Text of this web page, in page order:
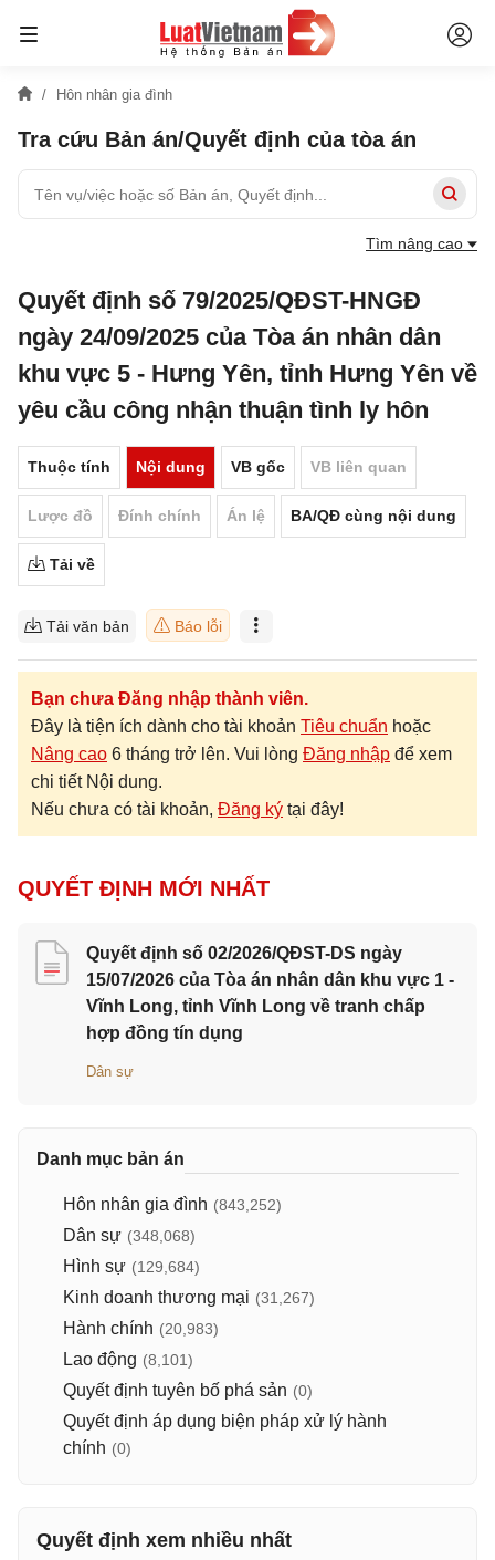
Hôn nhân gia đình
Tra cứu Bản án/Quyết định của tòa án
Tìm nâng cao
Quyết định số 79/2025/QĐST-HNGĐ
ngày 24/09/2025 của Tòa án nhân dân
khu vực 5 - Hưng Yên, tỉnh Hưng Yên về
yêu cầu công nhận thuận tình ly hôn
Thuộc tính Nội dung VB gốc VB liên quan
Lược đồ Đính chính Án lệ BA/QĐ cùng nội dung
Tải về
Tải văn bản Báo lỗi
Bạn chưa Đăng nhập thành viên.
Đây là tiện ích dành cho tài khoản Tiêu chuẩn hoặc
Nâng cao 6 tháng trở lên. Vui lòng Đăng nhập để xem
chi tiết Nội dung.
Nếu chưa có tài khoản, Đăng ký tại đây!
QUYẾT ĐỊNH MỚI NHẤT
Quyết định số 02/2026/QĐST-DS ngày
15/07/2026 của Tòa án nhân dân khu vực 1 -
Vĩnh Long, tỉnh Vĩnh Long về tranh chấp
hợp đồng tín dụng
Dân sự
Danh mục bản án
Hôn nhân gia đình (843,252)
Dân sự (348,068)
Hình sự (129,684)
Kinh doanh thương mại (31,267)
Hành chính (20,983)
Lao động (8,101)
Quyết định tuyên bố phá sản (0)
Quyết định áp dụng biện pháp xử lý hành
chính (0)
Quyết định xem nhiều nhất